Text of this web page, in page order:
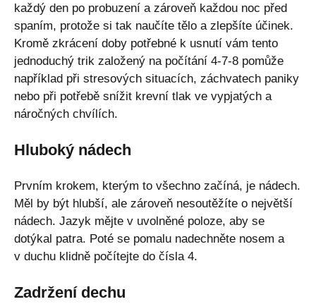
každý den po probuzení a zároveň každou noc před
spaním, protože si tak naučíte tělo a zlepšíte účinek.
Kromě zkrácení doby potřebné k usnutí vám tento
jednoduchý trik založený na počítání 4-7-8 pomůže
například při stresových situacích, záchvatech paniky
nebo při potřebě snížit krevní tlak ve vypjatých a
náročných chvílích.
Hluboký nádech
Prvním krokem, kterým to všechno začíná, je nádech.
Měl by být hlubší, ale zároveň nesoutěžíte o největší
nádech. Jazyk mějte v uvolněné poloze, aby se
dotýkal patra. Poté se pomalu nadechněte nosem a
v duchu klidně počítejte do čísla 4.
Zadržení dechu